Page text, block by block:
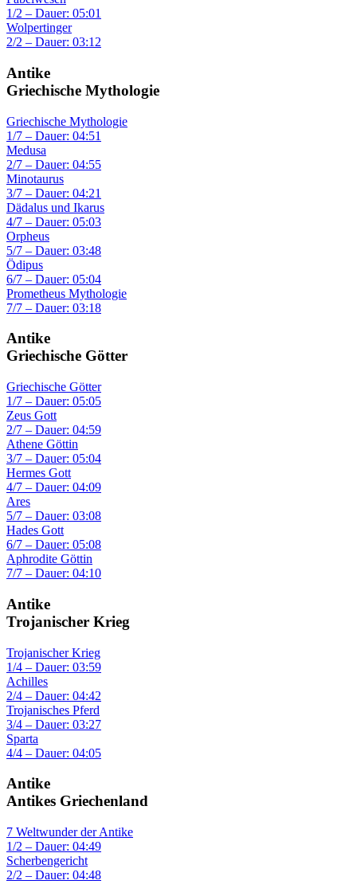
1/2 – Dauer: 05:01
Wolpertinger
2/2 – Dauer: 03:12
Antike
Griechische Mythologie
Griechische Mythologie
1/7 – Dauer: 04:51
Medusa
2/7 – Dauer: 04:55
Minotaurus
3/7 – Dauer: 04:21
Dädalus und Ikarus
4/7 – Dauer: 05:03
Orpheus
5/7 – Dauer: 03:48
Ödipus
6/7 – Dauer: 05:04
Prometheus Mythologie
7/7 – Dauer: 03:18
Antike
Griechische Götter
Griechische Götter
1/7 – Dauer: 05:05
Zeus Gott
2/7 – Dauer: 04:59
Athene Göttin
3/7 – Dauer: 05:04
Hermes Gott
4/7 – Dauer: 04:09
Ares
5/7 – Dauer: 03:08
Hades Gott
6/7 – Dauer: 05:08
Aphrodite Göttin
7/7 – Dauer: 04:10
Antike
Trojanischer Krieg
Trojanischer Krieg
1/4 – Dauer: 03:59
Achilles
2/4 – Dauer: 04:42
Trojanisches Pferd
3/4 – Dauer: 03:27
Sparta
4/4 – Dauer: 04:05
Antike
Antikes Griechenland
7 Weltwunder der Antike
1/2 – Dauer: 04:49
Scherbengericht
2/2 – Dauer: 04:48